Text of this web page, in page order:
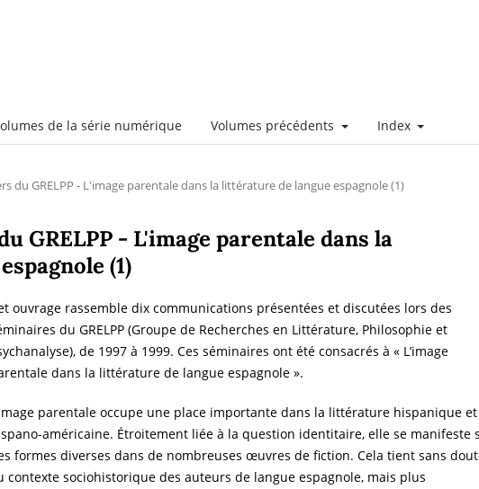
de la série numérique Volumes précédents Index
du GRELPP - L'image parentale dans la littérature de langue espagnole (1)
GRELPP - L'image parentale dans la
(1)
ouvrage rassemble dix communications présentées et discutées lors des
du GRELPP (Groupe de Recherches en Littérature, Philosophie et
de 1997 à 1999. Ces séminaires ont été consacrés à « L’image
dans la littérature de langue espagnole ».
parentale occupe une place importante dans la littérature hispanique et
américaine. Étroitement liée à la question identitaire, elle se manifeste
formes diverses dans de nombreuses œuvres de fiction. Cela tient sans
contexte sociohistorique des auteurs de langue espagnole, mais plus